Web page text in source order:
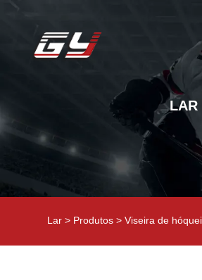
LAR
Lar > Produtos >Viseira de